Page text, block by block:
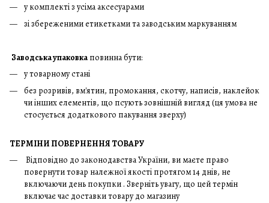
у комплекті з усіма аксесуарами
зі збереженими етикетками та заводським маркуванням
Заводська упаковка повинна бути:
у товарному стані
без розривів, вм'ятин, промокання, скотчу, написів, наклейок
чи інших елементів, що псують зовнішній вигляд (ця умова не
стосується додаткового пакування зверху)
ТЕРМІНИ ПОВЕРНЕННЯ ТОВАРУ
Відповідно до законодавства України, ви маєте право
повернути товар належної якості протягом 14 днів, не
включаючи день покупки . Зверніть увагу, що цей термін
включає час доставки товару до магазину